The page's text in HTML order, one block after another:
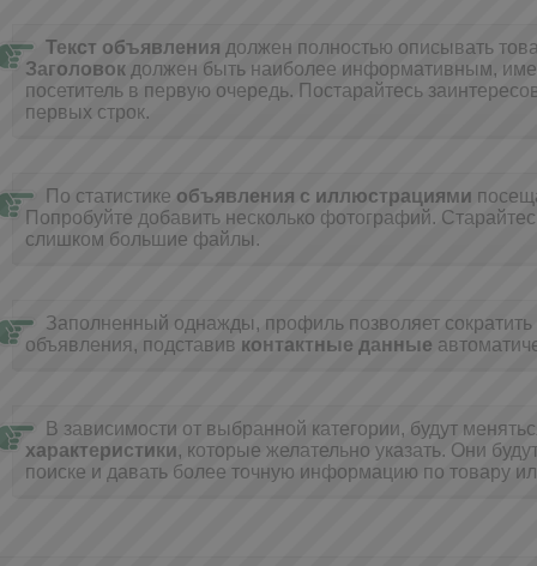
Текст объявления должен полностью описывать
Заголовок должен быть наиболее информативным,
посетитель в первую очередь. Постарайтесь
первых строк.
По статистике объявления с иллюстрациями
Попробуйте добавить несколько фотографий.
слишком большие файлы.
Заполненный однажды, профиль позволяет
объявления, подставив контактные данные
В зависимости от выбранной категории, будут
характеристики, которые желательно указать. Они
поиске и давать более точную информацию по товару